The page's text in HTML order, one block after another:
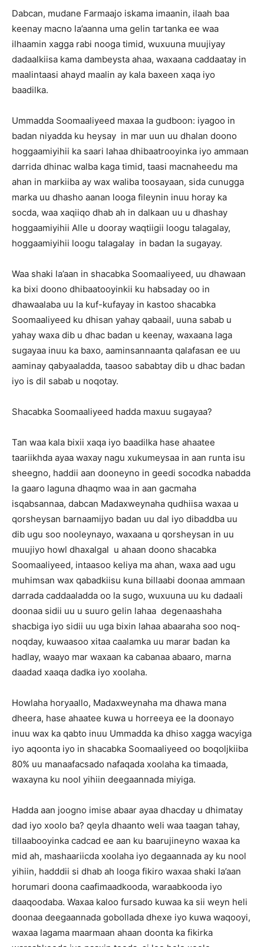
Dabcan, mudane Farmaajo iskama imaanin, ilaah baa
keenay macno la’aanna uma gelin tartanka ee waa
ilhaamin xagga rabi nooga timid, wuxuuna muujiyay
dadaalkiisa kama dambeysta ahaa, waxaana caddaatay in
maalintaasi ahayd maalin ay kala baxeen xaqa iyo
baadilka.
Ummadda Soomaaliyeed maxaa la gudboon: iyagoo in
badan niyadda ku heysay in mar uun uu dhalan doono
hoggaamiyihii ka saari lahaa dhibaatrooyinka iyo ammaan
darrida dhinac walba kaga timid, taasi macnaheedu ma
ahan in markiiba ay wax waliba toosayaan, sida cunugga
marka uu dhasho aanan looga fileynin inuu horay ka
socda, waa xaqiiqo dhab ah in dalkaan uu u dhashay
hoggaamiyihii Alle u dooray waqtiigii loogu talagalay,
hoggaamiyihii loogu talagalay in badan la sugayay.
Waa shaki la’aan in shacabka Soomaaliyeed, uu dhawaan
ka bixi doono dhibaatooyinkii ku habsaday oo in
dhawaalaba uu la kuf-kufayay in kastoo shacabka
Soomaaliyeed ku dhisan yahay qabaail, uuna sabab u
yahay waxa dib u dhac badan u keenay, waxaana laga
sugayaa inuu ka baxo, aaminsannaanta qalafasan ee uu
aaminay qabyaaladda, taasoo sababtay dib u dhac badan
iyo is dil sabab u noqotay.
Shacabka Soomaaliyeed hadda maxuu sugayaa?
Tan waa kala bixii xaqa iyo baadilka hase ahaatee
taariikhda ayaa waxay nagu xukumeysaa in aan runta isu
sheegno, haddii aan dooneyno in geedi socodka nabadda
la gaaro laguna dhaqmo waa in aan gacmaha
isqabsannaa, dabcan Madaxweynaha qudhiisa waxaa u
qorsheysan barnaamijyo badan uu dal iyo dibaddba uu
dib ugu soo nooleynayo, waxaana u qorsheysan in uu
muujiyo howl dhaxalgal u ahaan doono shacabka
Soomaaliyeed, intaasoo keliya ma ahan, waxa aad ugu
muhimsan wax qabadkiisu kuna billaabi doonaa ammaan
darrada caddaaladda oo la sugo, wuxuuna uu ku dadaali
doonaa sidii uu u suuro gelin lahaa degenaashaha
shacbiga iyo sidii uu uga bixin lahaa abaaraha soo noq-
noqday, kuwaasoo xitaa caalamka uu marar badan ka
hadlay, waayo mar waxaan ka cabanaa abaaro, marna
daadad xaaqa dadka iyo xoolaha.
Howlaha horyaallo, Madaxweynaha ma dhawa mana
dheera, hase ahaatee kuwa u horreeya ee la doonayo
inuu wax ka qabto inuu Ummadda ka dhiso xagga wacyiga
iyo aqoonta iyo in shacabka Soomaaliyeed oo boqoljkiiba
80% uu manaafacsado nafaqada xoolaha ka timaada,
waxayna ku nool yihiin deegaannada miyiga.
Hadda aan joogno imise abaar ayaa dhacday u dhimatay
dad iyo xoolo ba? qeyla dhaanto weli waa taagan tahay,
tillaabooyinka cadcad ee aan ku baarujineyno waxaa ka
mid ah, mashaariicda xoolaha iyo degaannada ay ku nool
yihiin, hadddii si dhab ah looga fikiro waxaa shaki la’aan
horumari doona caafimaadkooda, waraabkooda iyo
daaqoodaba. Waxaa kaloo fursado kuwaa ka sii weyn heli
doonaa deegaannada gobollada dhexe iyo kuwa waqooyi,
waxaa lagama maarmaan ahaan doonta ka fikirka